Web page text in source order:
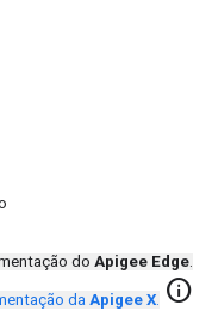
do Apigee Edge.
da Apigee X. info